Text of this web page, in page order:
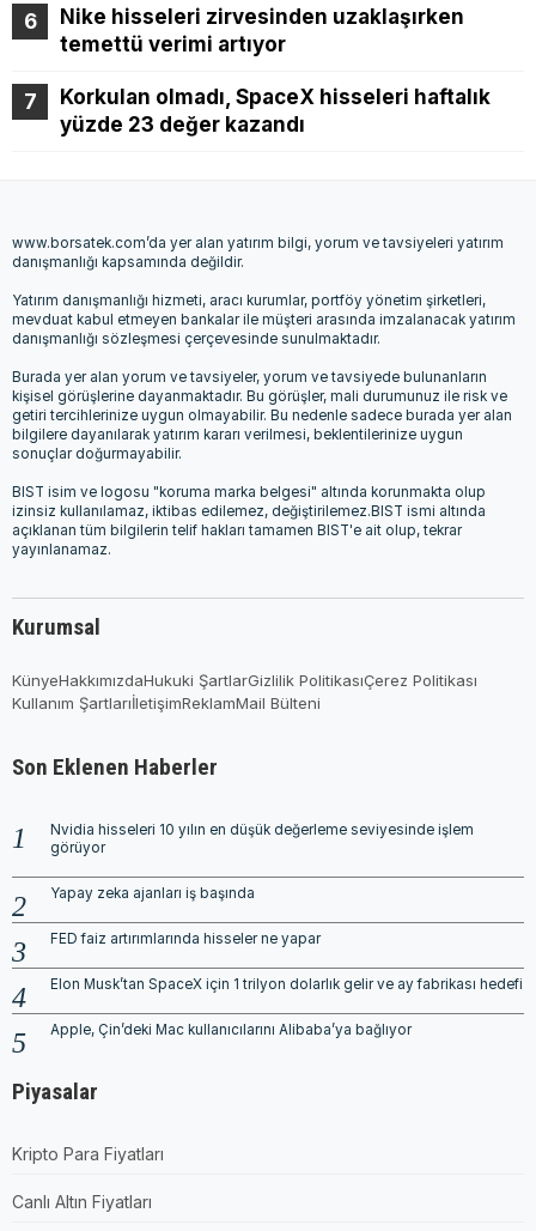
Nike hisseleri zirvesinden uzaklaşırken
temettü verimi artıyor
Korkulan olmadı, SpaceX hisseleri haftalık
yüzde 23 değer kazandı
www.borsatek.com’da yer alan yatırım bilgi, yorum ve tavsiyeleri yatırım
danışmanlığı kapsamında değildir.
Yatırım danışmanlığı hizmeti, aracı kurumlar, portföy yönetim şirketleri,
mevduat kabul etmeyen bankalar ile müşteri arasında imzalanacak yatırım
danışmanlığı sözleşmesi çerçevesinde sunulmaktadır.
Burada yer alan yorum ve tavsiyeler, yorum ve tavsiyede bulunanların
kişisel görüşlerine dayanmaktadır. Bu görüşler, mali durumunuz ile risk ve
getiri tercihlerinize uygun olmayabilir. Bu nedenle sadece burada yer alan
bilgilere dayanılarak yatırım kararı verilmesi, beklentilerinize uygun
sonuçlar doğurmayabilir.
BIST isim ve logosu "koruma marka belgesi" altında korunmakta olup
izinsiz kullanılamaz, iktibas edilemez, değiştirilemez.BIST ismi altında
açıklanan tüm bilgilerin telif hakları tamamen BIST'e ait olup, tekrar
yayınlanamaz.
Kurumsal
KünyeHakkımızdaHukuki ŞartlarGizlilik PolitikasıÇerez Politikası
Kullanım ŞartlarıİletişimReklamMail Bülteni
Son Eklenen Haberler
Nvidia hisseleri 10 yılın en düşük değerleme seviyesinde işlem
görüyor
Yapay zeka ajanları iş başında
FED faiz artırımlarında hisseler ne yapar
Elon Musk’tan SpaceX için 1 trilyon dolarlık gelir ve ay fabrikası hedefi
Apple, Çin’deki Mac kullanıcılarını Alibaba’ya bağlıyor
Piyasalar
Kripto Para Fiyatları
Canlı Altın Fiyatları